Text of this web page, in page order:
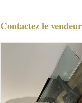
Contactez le vendeur